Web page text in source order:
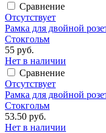
Сравнение
Отсутствует
Рамка для двойной
Стокгольм
55 руб.
Нет в наличии
Сравнение
Отсутствует
Рамка для двойной
Стокгольм
53.50 руб.
Нет в наличии